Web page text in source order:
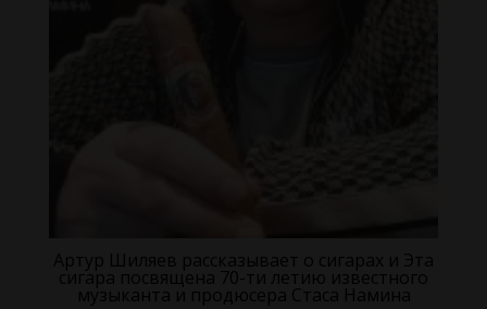
Артур Шиляев рассказывает о сигарах и Эта
сигара посвящена 70-ти летию известного
музыканта и продюсера Стаса Намина